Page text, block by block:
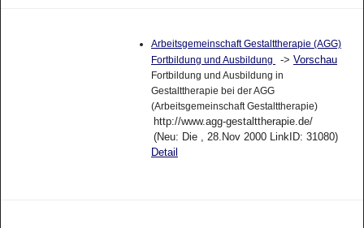
Arbeitsgemeinschaft Gestalttherapie (AGG)
Fortbildung und Ausbildung
-> Vorschau
Fortbildung und Ausbildung in
Gestalttherapie bei der AGG
(Arbeitsgemeinschaft Gestalttherapie)
http://www.agg-gestalttherapie.de/
(Neu: Die , 28.Nov 2000 LinkID: 31080)
Detail